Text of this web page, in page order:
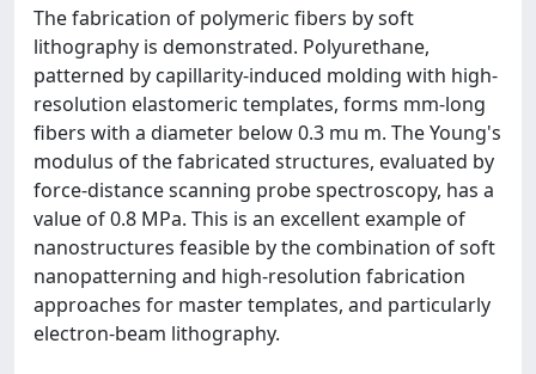
The fabrication of polymeric fibers by soft
lithography is demonstrated. Polyurethane,
patterned by capillarity-induced molding with high-
resolution elastomeric templates, forms mm-long
fibers with a diameter below 0.3 mu m. The Young's
modulus of the fabricated structures, evaluated by
force-distance scanning probe spectroscopy, has a
value of 0.8 MPa. This is an excellent example of
nanostructures feasible by the combination of soft
nanopatterning and high-resolution fabrication
approaches for master templates, and particularly
electron-beam lithography.